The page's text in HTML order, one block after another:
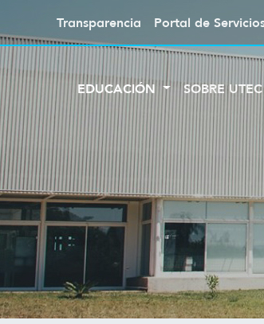
Transparencia Portal de
EDUCACIÓN SOBRE UTEC